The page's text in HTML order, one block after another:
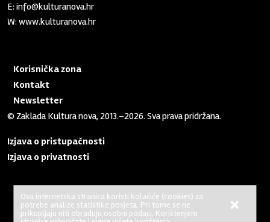
E:info@kulturanova.hr
W:www.kulturanova.hr
Korisnička zona
Kontakt
Newsletter
© Zaklada Kultura nova, 2013.–2026. Sva prava pridržana.
Izjava o pristupačnosti
Izjava o privatnosti
No Result Website Carbon ×
Ova internetska stranica koristi kolačiće (cookies) za
potrebe analize statistike posjeta. Pri tome se ne
prikupljaju niti obrađuju osobni podaci. Korištenjem